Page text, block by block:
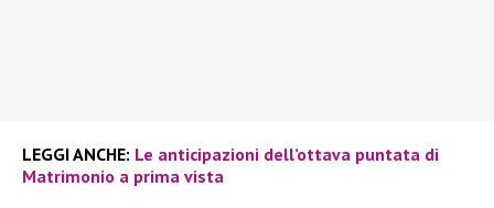
LEGGI ANCHE: Le anticipazioni dell’ottava puntata di
Matrimonio a prima vista